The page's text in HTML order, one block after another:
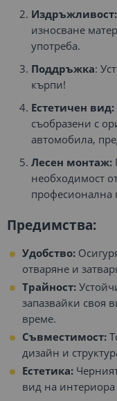
Издръжливост:
износване
употреба.
Поддръжка:
кърпи!
Естетичен вид:
съобразени с
автомобила,
Лесен монтаж:
необходимост
Предимства:
Удобство:
отваряне и
Трайност:
запазвайки своя
време.
Съвместимост:
дизайн и
Естетика:
вид на